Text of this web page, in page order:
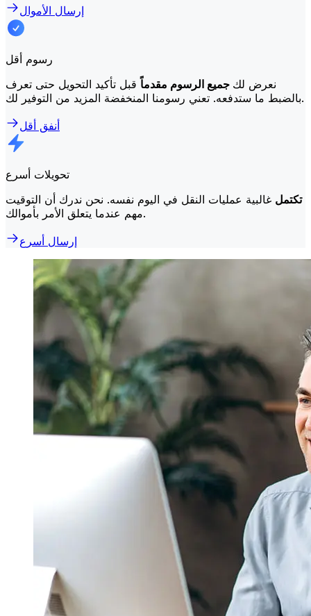
إرسال الأموال
رسوم أقل
نعرض لك جميع الرسوم مقدماًقبل تأكيد التحويل حتى تعرف
بالضبط ما ستدفعه. تعني رسومنا المنخفضة المزيد من التوفير لك.
أنفق أقل
تحويلات أسرع
تكتمل غالبية عمليات النقل في اليوم نفسه. نحن ندرك أن التوقيت
مهم عندما يتعلق الأمر بأموالك.
إرسال أسرع